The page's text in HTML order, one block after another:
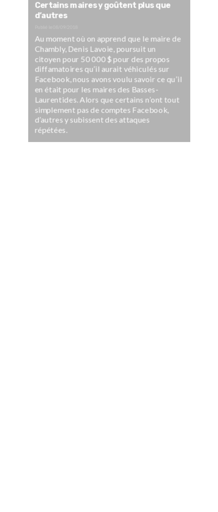
Certains maires y goûtent plus que
d’autres
Au moment où on apprend que le maire de
Chambly, Denis Lavoie, poursuit un
citoyen pour 50 000 $ pour des propos
diffamatoires qu’il aurait véhiculés sur
Facebook, nous avons voulu savoir ce qu’il
en était pour les maires des Basses-
Laurentides. Alors que certains n’ont tout
simplement pas de comptes Facebook,
d’autres y subissent des attaques
répétées.